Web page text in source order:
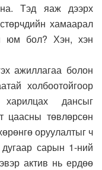
Тэд яаж дээрх
хамаарал
юм бол? Хэн, хэн
ажиллагаа болон
холбоотойгоор
дансыг
цаасны төвлөрсөн
оруулалтыг ч
сарын 1-ний
актив нь ердөө